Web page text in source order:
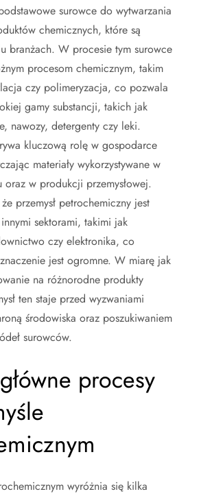
surowce do wytwarzania
chemicznych, które są
branżach. W procesie tym surowce
procesom chemicznym, takim
czy polimeryzacja, co pozwala
gamy substancji, takich jak
nawozy, detergenty czy leki.
kluczową rolę w gospodarce
materiały wykorzystywane w
oraz w produkcji przemysłowej.
przemysł petrochemiczny jest
sektorami, takimi jak
czy elektronika, co
jest ogromne. W miarę jak
na różnorodne produkty
ten staje przed wyzwaniami
środowiska oraz poszukiwaniem
surowców.
procesy
wyróżnia się kilka